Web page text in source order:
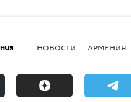
НОВОСТИ АРМЕНИЯ